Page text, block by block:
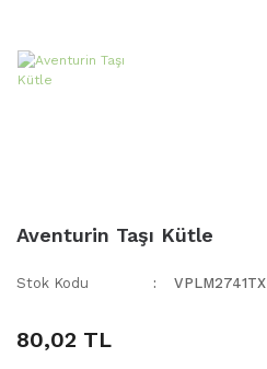
Aventurin Taşı Kütle
Stok Kodu VPLM2741TX
80,02 TL